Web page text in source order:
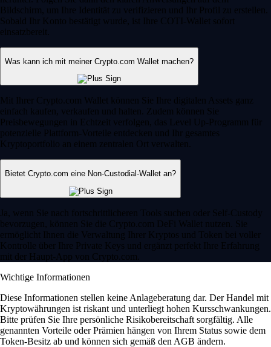
Bildschirm, um Ihre Identität zu verifizieren und Ihr Profil zu erstellen.
Sobald Ihr Konto bestätigt wurde, ist Ihre COTI-Wallet sofort
einsatzbereit.
Was kann ich mit meiner Crypto.com Wallet machen?
Mit Ihrer Crypto.com Wallet können Sie Ihre digitalen Assets ganz
einfach kaufen, verkaufen und halten. Zudem können Sie
Preisbewegungen in Echtzeit verfolgen, das Level Up-Programm für
potenzielle Plattform-Vorteile entdecken und Ihr gesamtes
Kryptoportfolio an einem zentralen Ort verwalten.
Bietet Crypto.com eine Non-Custodial-Wallet an?
Ja, wenn Sie nach fortschrittlicheren Tools suchen oder Self-Custody
bevorzugen, können Sie die Crypto.com DeFi Wallet nutzen. Sie
ermöglicht Ihnen die Verwaltung Ihrer Kryptos und Token bei voller
Kontrolle über Ihre Private Keys und ergänzt perfekt Ihre Erfahrung
mit der Haupt-App von Crypto.com.
Wichtige Informationen
Diese Informationen stellen keine Anlageberatung dar. Der Handel mit
Kryptowährungen ist riskant und unterliegt hohen Kursschwankungen.
Bitte prüfen Sie Ihre persönliche Risikobereitschaft sorgfältig. Alle
genannten Vorteile oder Prämien hängen von Ihrem Status sowie dem
Token-Besitz ab und können sich gemäß den AGB ändern.